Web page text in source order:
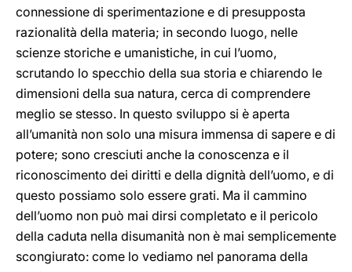
connessione di sperimentazione e di presupposta
razionalità della materia; in secondo luogo, nelle
scienze storiche e umanistiche, in cui l’uomo,
scrutando lo specchio della sua storia e chiarendo le
dimensioni della sua natura, cerca di comprendere
meglio se stesso. In questo sviluppo si è aperta
all’umanità non solo una misura immensa di sapere e di
potere; sono cresciuti anche la conoscenza e il
riconoscimento dei diritti e della dignità dell’uomo, e di
questo possiamo solo essere grati. Ma il cammino
dell’uomo non può mai dirsi completato e il pericolo
della caduta nella disumanità non è mai semplicemente
scongiurato: come lo vediamo nel panorama della